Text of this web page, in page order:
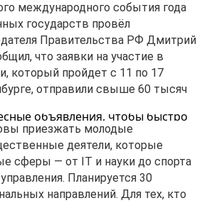
объявления, чтобы быстро
международного события года
государств провёл
Правительства РФ Дмитрий
что заявки на участие в
который пройдет с 11 по 17
отправили свыше 60 тысяч
приезжать молодые
деятели, которые
сферы — от IT и науки до спорта
Планируется 30
направлений. Для тех, кто